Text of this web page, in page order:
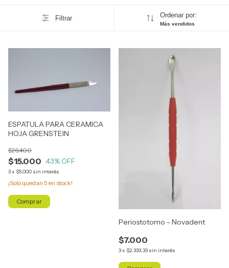
Filtrar Ordenar por:
Más vendidos
ESPATULA PARA CERAMICA
HOJA GRENSTEIN
$15.000
$26.400
43% OFF
3x $5.000 sin interés
¡Solo quedan 5 en stock!
Periostotomo - Novadent
$7.000
3x $2.333,33 sin interés